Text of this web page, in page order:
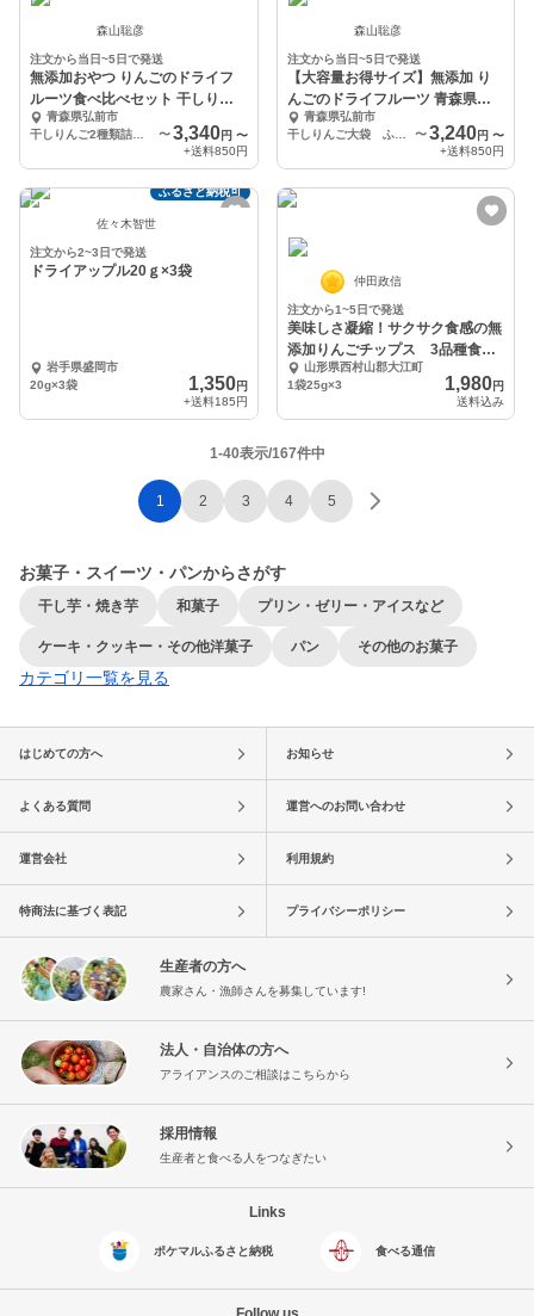
森山聡彦
注文から当日~5日で発送
無添加おやつ りんごのドライフ
ルーツ食べ比べセット 干しりん
ご ドライりんご
青森県弘前市
〜 3,340円 〜
+送料850円
森山聡彦
注文から当日~5日で発送
【大容量お得サイズ】無添加 り
んごのドライフルーツ 青森県特
別栽培 干しりんご
青森県弘前市
干しりんご大袋 ふじ200g
〜3,240円 〜
+送料850円
ふるさと納税可
佐々木智世
注文から2~3日で発送
ドライアップル20ｇ×3袋
岩手県盛岡市
20g×3袋
1,350円
+送料185円
仲田政信
注文から1~5日で発送
美味しさ凝縮！サクサク食感の無
添加りんごチップス 3品種食べ
比べ3袋セット。
山形県西村山郡大江町
1袋25g×3
1,980円
送料込み
1-40表示/167件中
1 2 3 4 5
お菓子・スイーツ・パンからさがす
干し芋・焼き芋 和菓子 プリン・ゼリー・アイスなど
ケーキ・クッキー・その他洋菓子 パン その他のお菓子
カテゴリ一覧を見る
はじめての方へ お知らせ
よくある質問 運営へのお問い合わせ
運営会社 利用規約
特商法に基づく表記 プライバシーポリシー
生産者の方へ
農家さん・漁師さんを募集しています!
法人・自治体の方へ
アライアンスのご相談はこちらから
採用情報
生産者と食べる人をつなぎたい
Links
ポケマルふるさと納税 食べる通信